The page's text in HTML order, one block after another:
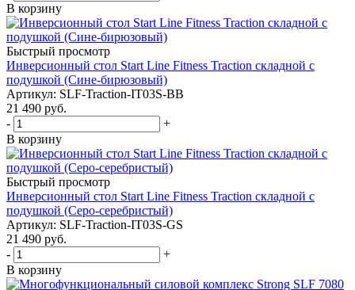
В корзину
Быстрый просмотр
Инверсионный стол Start Line Fitness Traction складной с
подушкой (Сине-бирюзовый)
Артикул: SLF-Traction-IT03S-BB
21 490 руб.
-
+
В корзину
Быстрый просмотр
Инверсионный стол Start Line Fitness Traction складной с
подушкой (Серо-серебристый)
Артикул: SLF-Traction-IT03S-GS
21 490 руб.
-
+
В корзину